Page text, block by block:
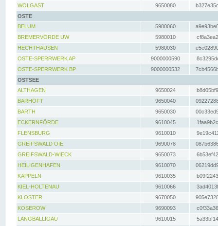
WOLGAST
9650080
OSTE
BELUM
5980060
BREMERVÖRDE UW
5980010
HECHTHAUSEN
5980030
OSTE-SPERRWERK AP
9000000590
OSTE-SPERRWERK BP
9000000532
OSTSEE
ALTHAGEN
9650024
BARHÖFT
9650040
BARTH
9650030
ECKERNFÖRDE
9610045
FLENSBURG
9610010
GREIFSWALD OIE
9690078
GREIFSWALD-WIECK
9650073
HEILIGENHAFEN
9610070
KAPPELN
9610035
KIEL-HOLTENAU
9610066
KLOSTER
9670050
KOSEROW
9690093
LANGBALLIGAU
9610015